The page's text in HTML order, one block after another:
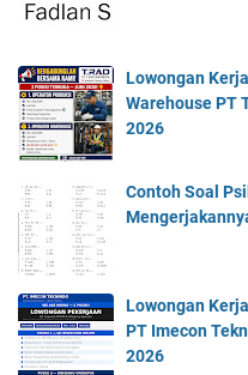
Lowongan
Warehouse PT
2026
Contoh Soal
Lowongan
PT Imecon
2026